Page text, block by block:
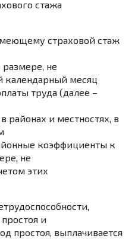
стажа
страховойстаж
размере, не
месяц
труда (далее –
районах и местностях, в
коэффициенты к
не
этих
и
простоя, выплачивается